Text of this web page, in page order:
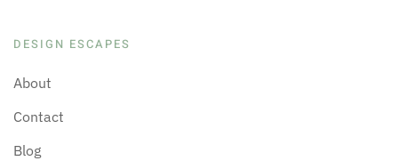
DESIGN ESCAPES
About
Contact
Blog